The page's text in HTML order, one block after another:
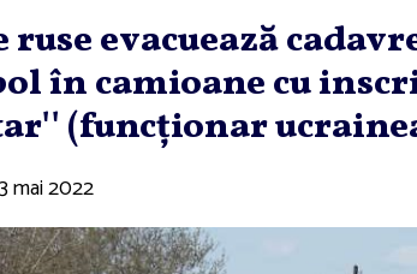
ruse evacuează
în camioane cu
(funcţionar
3 mai 2022